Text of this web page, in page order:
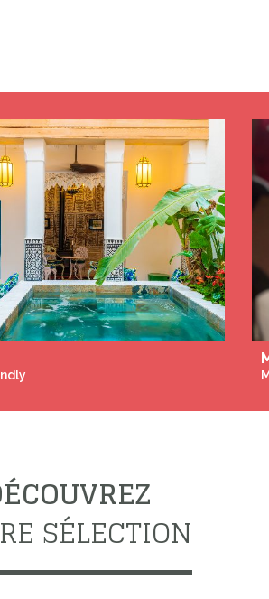
SÉLECTION